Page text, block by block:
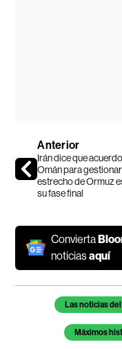
Anterior
Irán dice que
Omán para
estrecho de Ormuz
su fase final
Convierta
noticiasaquí
Temas de este
Las noticias
Máximos